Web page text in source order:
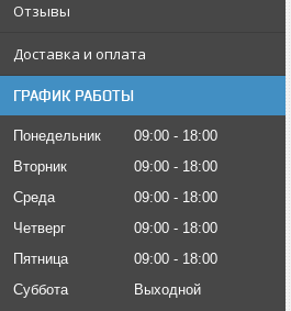
Отзывы
Доставка и оплата
ГРАФИК РАБОТЫ
Понедельник 09:00
18:00
Вторник
09:00
18:00
Среда
09:00
18:00
Четверг
09:00
18:00
Пятница
09:00
18:00
Суббота
Выходной